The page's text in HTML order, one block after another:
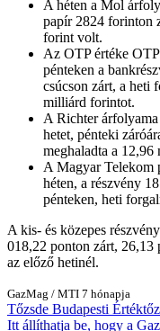
A héten a Mol
papír 2824 forinton
forint volt.
Az OTP értéke
pénteken a
csúcson zárt, a heti
milliárd forintot.
A Richter árfolyama
hetet, pénteki
meghaladta a
A Magyar Telekom
héten, a részvény
pénteken, heti
A kis- és közepes
018,22 ponton zárt, 26,13
az előző hetinél.
GazMag / MTI 7 hónapja
Tőzsde Budapesti
Itt állíthatja be, hogy a